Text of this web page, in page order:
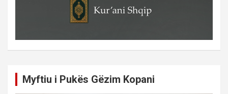
Myftiu i Pukës Gëzim Kopani